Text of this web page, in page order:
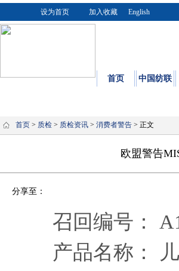
设为首页 加入收藏 English
首页 中国纺联
首页 > 质检 > 质检资讯 > 消费者警告 > 正文
欧盟警告
分享至：
召回编号：
产品名称： 儿